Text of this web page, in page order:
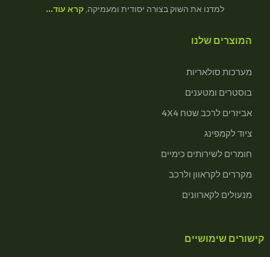
למדנו את השוק בצורה יסודית ומעמיקה, קרא עוד…
המוצרים שלנו
מערכות סולאריות
בוסטרים ומטענים
אביזרים לרכב שטח 4X4
ציוד לקמפינג
חומרים לשירותים כימיים
מקררים לקראוון ולרכב
מנעולים לקארוונים
קישורים שימושיים